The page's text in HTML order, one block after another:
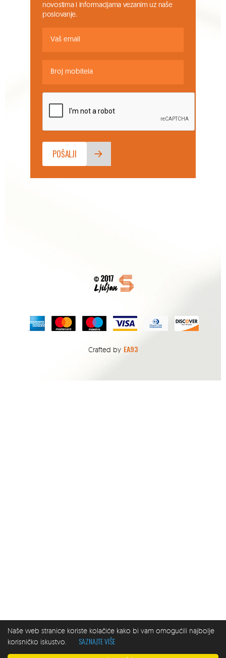
Naše web stranice koriste kolačiće kako bi vam omogućili najbolje
korisničko iskustvo.
SAZNAJTE VIŠE
novostima i informacijama vezanim uz naše
poslovanje.
Crafted by EA93